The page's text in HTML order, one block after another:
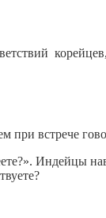
при встрече
Индейцы